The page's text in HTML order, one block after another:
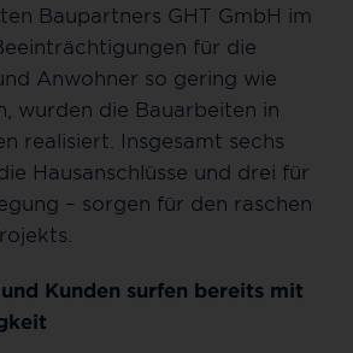
Baupartners GHT GmbH im
für die
Anwohner so gering wie
wurden die Bauarbeiten in
realisiert. Insgesamt sechs
Hausanschlüsse und drei für
– sorgen für den raschen
Kunden surfen bereits mit